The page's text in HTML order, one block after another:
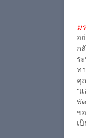
ม
อ
ก
ร
ท
คุ
“
พั
ข
เ